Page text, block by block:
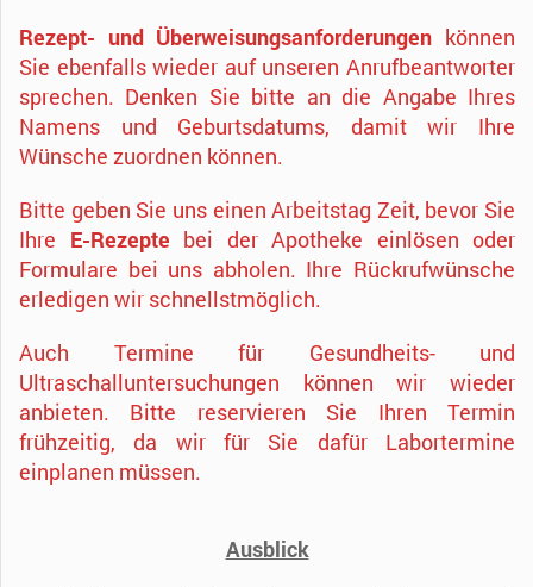
Rezept- und Überweisungsanforderungen können
Sie ebenfalls wieder auf unseren Anrufbeantworter
sprechen. Denken Sie bitte an die Angabe Ihres
Namens und Geburtsdatums, damit wir Ihre
Wünsche zuordnen können.
Bitte geben Sie uns einen Arbeitstag Zeit, bevor Sie
Ihre E-Rezepte bei der Apotheke einlösen oder
Formulare bei uns abholen. Ihre Rückrufwünsche
erledigen wir schnellstmöglich.
Auch Termine für Gesundheits- und
Ultraschalluntersuchungen können wir wieder
anbieten. Bitte reservieren Sie Ihren Termin
frühzeitig, da wir für Sie dafür Labortermine
einplanen müssen.
Ausblick